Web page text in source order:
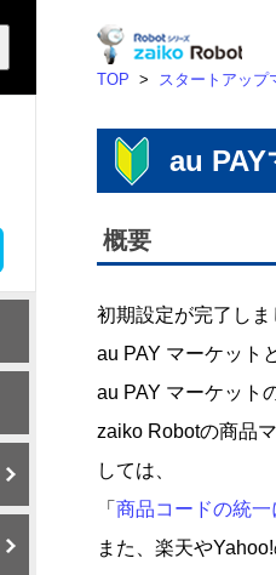
TOP > スタートアップ
au
概要
初期設定が完了し
au PAY マーケット
au PAY マーケット
zaiko Robotの商品
しては、
「 商品コードの統一
また、楽天や